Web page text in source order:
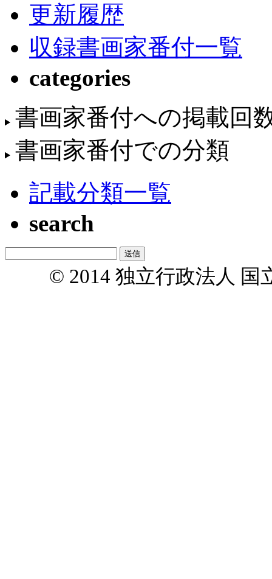
更新履歴
収録書画家番付一覧
categories
書画家番付への掲載回
書画家番付での分類
記載分類一覧
search
© 2014 独立行政法人 国